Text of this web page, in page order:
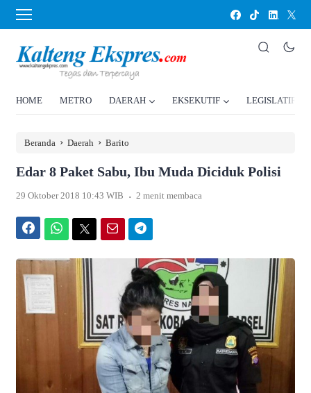
HOME METRO DAERAH EKSEKUTIF LEGISLATIF
Beranda › Daerah › Barito
Edar 8 Paket Sabu, Ibu Muda Diciduk Polisi
29 Oktober 2018 10:43 WIB . 2 menit membaca